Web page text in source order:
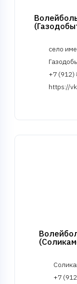
село
+7 (912)
https://
+7